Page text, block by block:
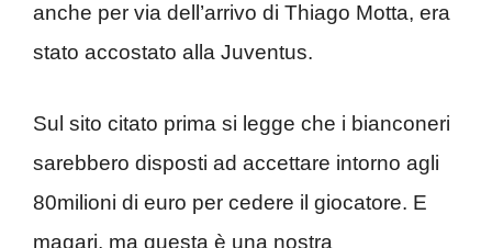
anche per via dell’arrivo di Thiago Motta, era
stato accostato alla Juventus.
Sul sito citato prima si legge che i bianconeri
sarebbero disposti ad accettare intorno agli
80milioni di euro per cedere il giocatore. E
magari, ma questa è una nostra